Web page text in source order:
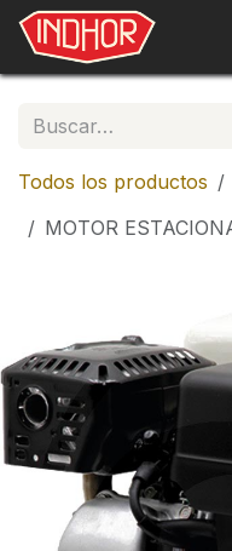
Ir al contenido
Todos los productos
MOTOR